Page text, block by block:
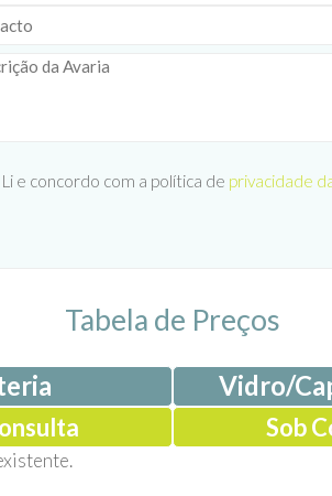
Li e concordo com a política de privacidade
Tabela de Preços
Vidro/
Sob